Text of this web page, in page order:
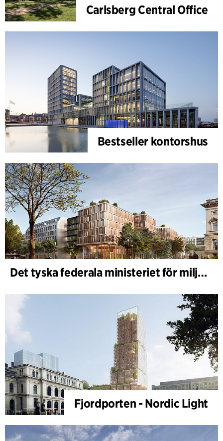
Carlsberg Central Office
Bestseller kontorshus
Det tyska federala ministeriet för miljö - BMUKN
Fjordporten - Nordic Light